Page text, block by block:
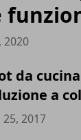
2020
da
a
2017